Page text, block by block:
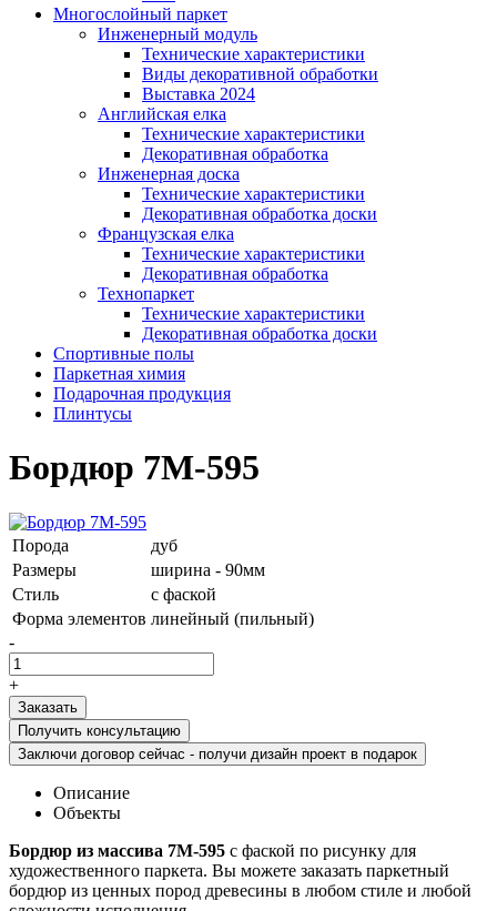
Многослойный паркет
Инженерный модуль
Технические характеристики
Виды декоративной обработки
Выставка 2024
Английская елка
Технические характеристики
Декоративная обработка
Инженерная доска
Технические характеристики
Декоративная обработка доски
Французская елка
Технические характеристики
Декоративная обработка
Технопаркет
Технические характеристики
Декоративная обработка доски
Спортивные полы
Паркетная химия
Подарочная продукция
Плинтусы
Бордюр 7М-595
Порода
дуб
Размеры
ширина - 90мм
Стиль
с фаской
Форма элементов линейный (пильный)
-
+
Получить консультацию
Заключи договор сейчас - получи дизайн проект в подарок
Описание
Объекты
Бордюр из массива 7М-595 с фаской по рисунку для
художественного паркета. Вы можете заказать паркетный
бордюр из ценных пород древесины в любом стиле и любой